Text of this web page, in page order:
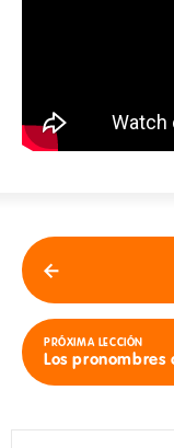
PRÓXIMA LECCIÓN
Los pronombres